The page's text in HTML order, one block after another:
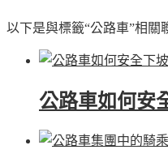
以下是與標籤“公路車”相關
公路車如何安